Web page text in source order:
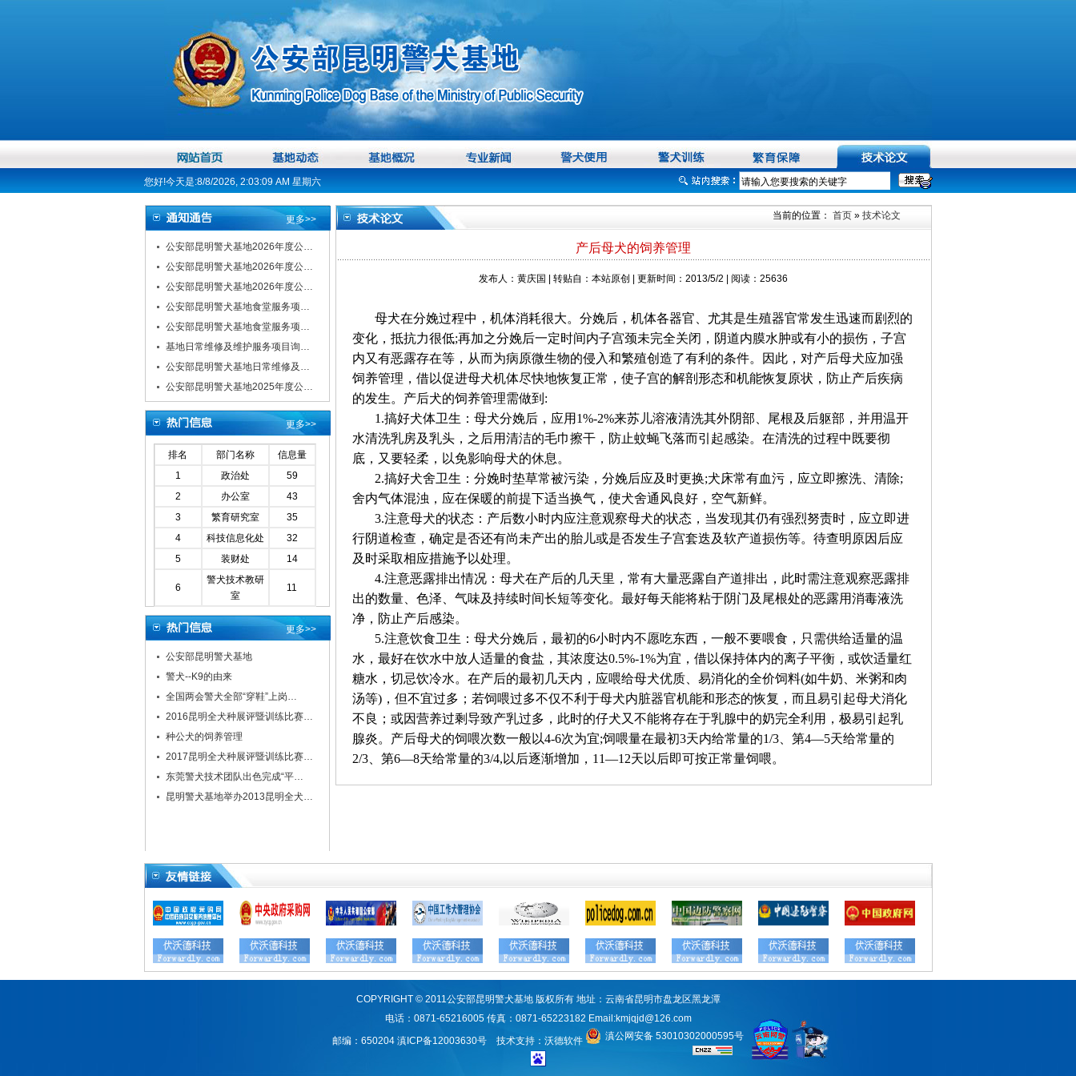
您好!今天是:8/8/2026, 2:03:09 AM 星期六
更多>>
公安部昆明警犬基地2026年度公…
公安部昆明警犬基地2026年度公…
公安部昆明警犬基地2026年度公…
公安部昆明警犬基地食堂服务项…
公安部昆明警犬基地食堂服务项…
基地日常维修及维护服务项目询…
公安部昆明警犬基地日常维修及…
公安部昆明警犬基地2025年度公…
更多>>
排名 部门名称
信息量
1
政治处
59
2
办公室
43
3
繁育研究室
35
4
科技信息化处
32
5
装财处 14
6
警犬技术教研
室
11
更多>>
公安部昆明警犬基地
警犬--K9的由来
全国两会警犬全部“穿鞋”上岗…
2016昆明全犬种展评暨训练比赛…
种公犬的饲养管理
2017昆明全犬种展评暨训练比赛…
东莞警犬技术团队出色完成“平…
昆明警犬基地举办2013昆明全犬…
当前的位置： 首页» 技术论文
产后母犬的饲养管理
发布人：黄庆国 | 转贴自：本站原创 | 更新时间：2013/5/2 | 阅读：25636
母犬在分娩过程中，机体消耗很大。分娩后，机体各器官、尤其是生殖器官常发生迅速而剧烈的
变化，抵抗力很低;再加之分娩后一定时间内子宫颈未完全关闭，阴道内膜水肿或有小的损伤，子宫
内又有恶露存在等，从而为病原微生物的侵入和繁殖创造了有利的条件。因此，对产后母犬应加强
饲养管理，借以促进母犬机体尽快地恢复正常，使子宫的解剖形态和机能恢复原状，防止产后疾病
的发生。产后犬的饲养管理需做到 :
1.搞好犬体卫生：母犬分娩后，应用 1%-2%来苏儿溶液清洗其外阴部、尾根及后躯部，并用温开
水清洗乳房及乳头，之后用清洁的毛巾擦干，防止蚊蝇飞落而引起感染。在清洗的过程中既要彻
底，又要轻柔，以免影响母犬的休息。
2.搞好犬舍卫生：分娩时垫草常被污染，分娩后应及时更换;犬床常有血污，应立即擦洗、清除;
舍内气体混浊，应在保暖的前提下适当换气，使犬舍通风良好，空气新鲜。
3.注意母犬的状态：产后数小时内应注意观察母犬的状态，当发现其仍有强烈努责时，应立即进
行阴道检查，确定是否还有尚未产出的胎儿或是否发生子宫套迭及软产道损伤等。待查明原因后应
及时采取相应措施予以处理。
4.注意恶露排出情况：母犬在产后的几天里，常有大量恶露自产道排出，此时需注意观察恶露排
出的数量、色泽、气味及持续时间长短等变化。最好每天能将粘于阴门及尾根处的恶露用消毒液洗
净，防止产后感染。
5.注意饮食卫生：母犬分娩后，最初的6小时内不愿吃东西，一般不要喂食，只需供给适量的温
水，最好在饮水中放人适量的食盐，其浓度达0.5%-1%为宜，借以保持体内的离子平衡，或饮适量红
糖水，切忌饮冷水。在产后的最初几天内，应喂给母犬优质、易消化的全价饲料(如牛奶、米粥和肉
汤等)，但不宜过多；若饲喂过多不仅不利于母犬内脏器官机能和形态的恢复，而且易引起母犬消化
不良；或因营养过剩导致产乳过多，此时的仔犬又不能将存在于乳腺中的奶完全利用，极易引起乳
腺炎。产后母犬的饲喂次数一般以4-6次为宜;饲喂量在最初3天内给常量的1/3、第4—5天给常量的
2/3、第6—8天给常量的3/4, 以后逐渐增加， 11—12天以后即可按正常量饲喂。
COPYRIGHT © 2011公安部昆明警犬基地 版权所有 地址：云南省昆明市盘龙区黑龙潭
电话：0871-65216005 传真：0871-65223182 Email:kmjqjd@126.com
邮编：650204 滇ICP备12003630号 技术支持： 沃德软件 滇公网安备 53010302000595号